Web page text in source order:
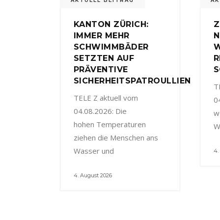
KANTON ZÜRICH:
IMMER MEHR
SCHWIMMBÄDER
SETZTEN AUF
PRÄVENTIVE
SICHERHEITSPATROULLIEN
TELE Z aktuell vom
04.08.2026: Die
hohen Temperaturen
ziehen die Menschen ans
Wasser und
4. August 2026
4.